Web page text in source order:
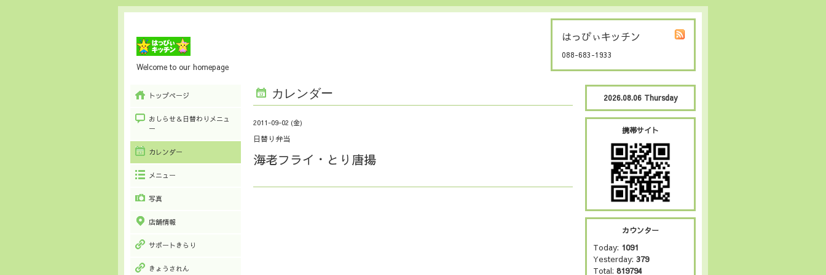
はっぴぃキッチン
088-683-1933
Welcome to our homepage
カレンダー
2011-09-02 (金)
日替り弁当
海老フライ・とり唐揚
トップページ
おしらせ＆日替わりメニュ
ー
カレンダー
メニュー
写真
店舗情報
サポートきらり
きょうされん
2026.08.06 Thursday
携帯サイト
カウンター
Today: 1091
Yesterday: 379
Total: 819794